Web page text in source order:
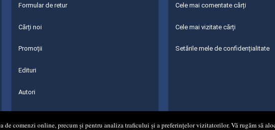
de comenzi online, precum și pentru analiza traficului și a preferințelor vizitatorilor. Vă rugăm să
Formular de retur
Cărți noi
Promoții
Edituri
Autori
Cele mai comentate cărți
Cele mai vizitate cărți
Setările mele de confidențialitate